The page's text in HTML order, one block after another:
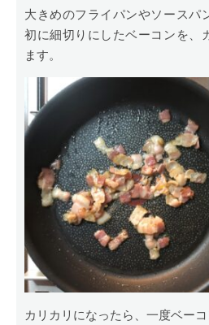
大きめのフライパンやソースパ
初に細切りにしたベーコンを、
ます。
カリカリになったら、一度ベーコ